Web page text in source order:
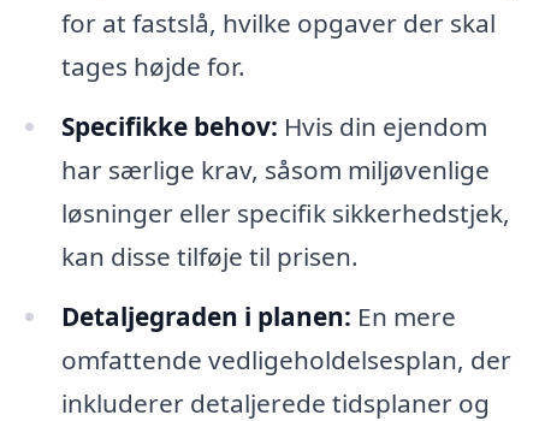
for at fastslå, hvilke opgaver der skal
tages højde for.
Specifikke behov: Hvis din ejendom
har særlige krav, såsom miljøvenlige
løsninger eller specifik sikkerhedstjek,
kan disse tilføje til prisen.
Detaljegraden i planen: En mere
omfattende vedligeholdelsesplan, der
inkluderer detaljerede tidsplaner og